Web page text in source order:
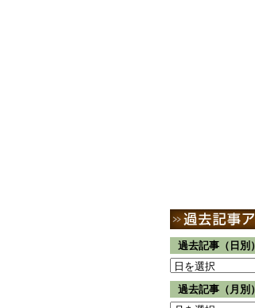
過去記事（日別）
過去記事（月別）